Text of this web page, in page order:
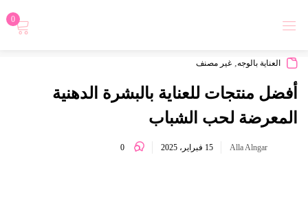
0
العناية بالوجه, غير مصنف
أفضل منتجات للعناية بالبشرة الدهنية
المعرضة لحب الشباب
Alla Alngar 15 فبراير، 2025 0